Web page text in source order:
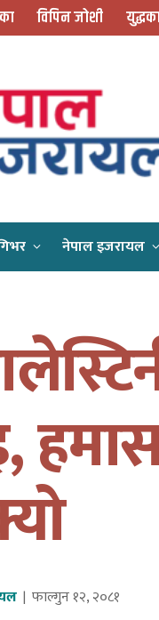
विपिन जोशी
नेपाल इजरायल
फाल्गुन १२, २०८१